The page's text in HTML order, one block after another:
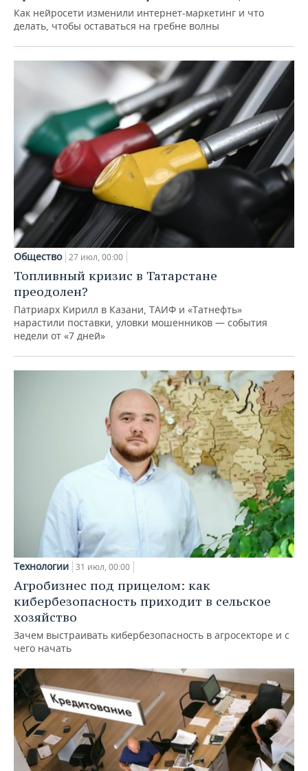
Как нейросети изменили интернет-маркетинг и что
делать, чтобы оставаться на гребне волны
Общество 27 июл, 00:00
Топливный кризис в Татарстане
преодолен?
Патриарх Кирилл в Казани, ТАИФ и «Татнефть»
нарастили поставки, уловки мошенников — события
недели от «7 дней»
Технологии 31 июл, 00:00
Агробизнес под прицелом: как
кибербезопасность приходит в сельское
хозяйство
Зачем выстраивать кибербезопасность в агросекторе и с
чего начать